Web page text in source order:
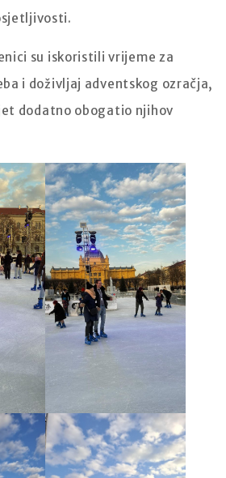
su iskoristili vrijeme za
i doživljaj adventskog ozračja,
dodatno obogatio njihov